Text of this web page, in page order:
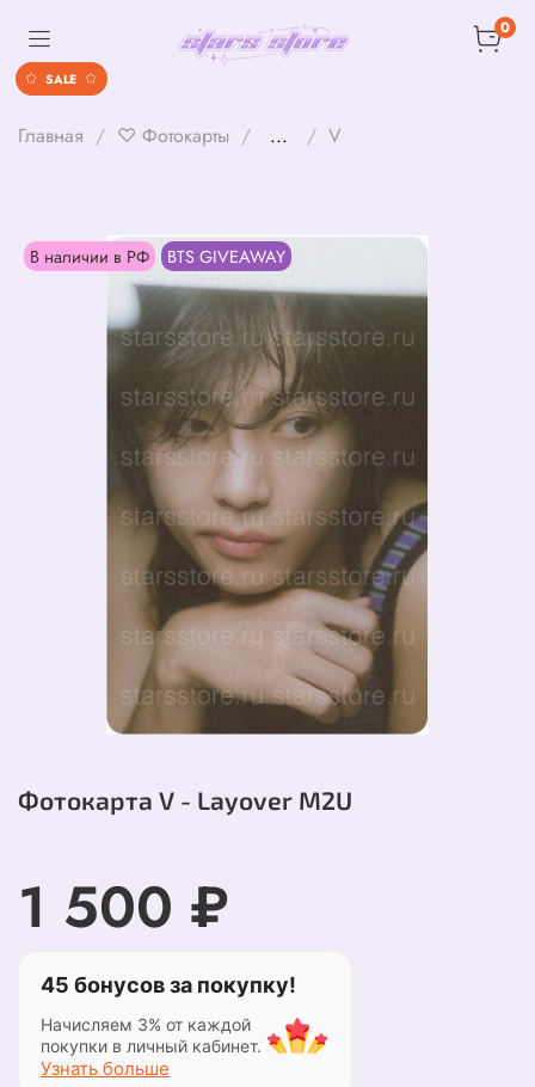
0
Главная ♡ Фотокарты ... V
В наличии в РФ BTS GIVEAWAY
Фотокарта V - Layover M2U
1 500 ₽
45 бонусов за покупку!
Начисляем 3% от каждой
покупки в личный кабинет.
Узнать больше